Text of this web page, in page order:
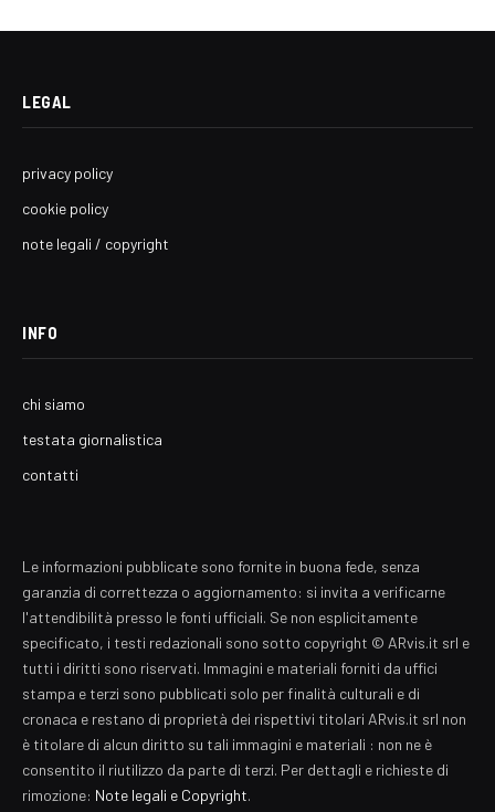
LEGAL
privacy policy
cookie policy
note legali / copyright
INFO
chi siamo
testata giornalistica
contatti
Le informazioni pubblicate sono fornite in buona fede, senza
garanzia di correttezza o aggiornamento: si invita a verificarne
l'attendibilità presso le fonti ufficiali. Se non esplicitamente
specificato, i testi redazionali sono sotto copyright © ARvis.it srl e
tutti i diritti sono riservati. Immagini e materiali forniti da uffici
stampa e terzi sono pubblicati solo per finalità culturali e di
cronaca e restano di proprietà dei rispettivi titolari ARvis.it srl non
è titolare di alcun diritto su tali immagini e materiali : non ne è
consentito il riutilizzo da parte di terzi. Per dettagli e richieste di
rimozione: Note legali e Copyright.